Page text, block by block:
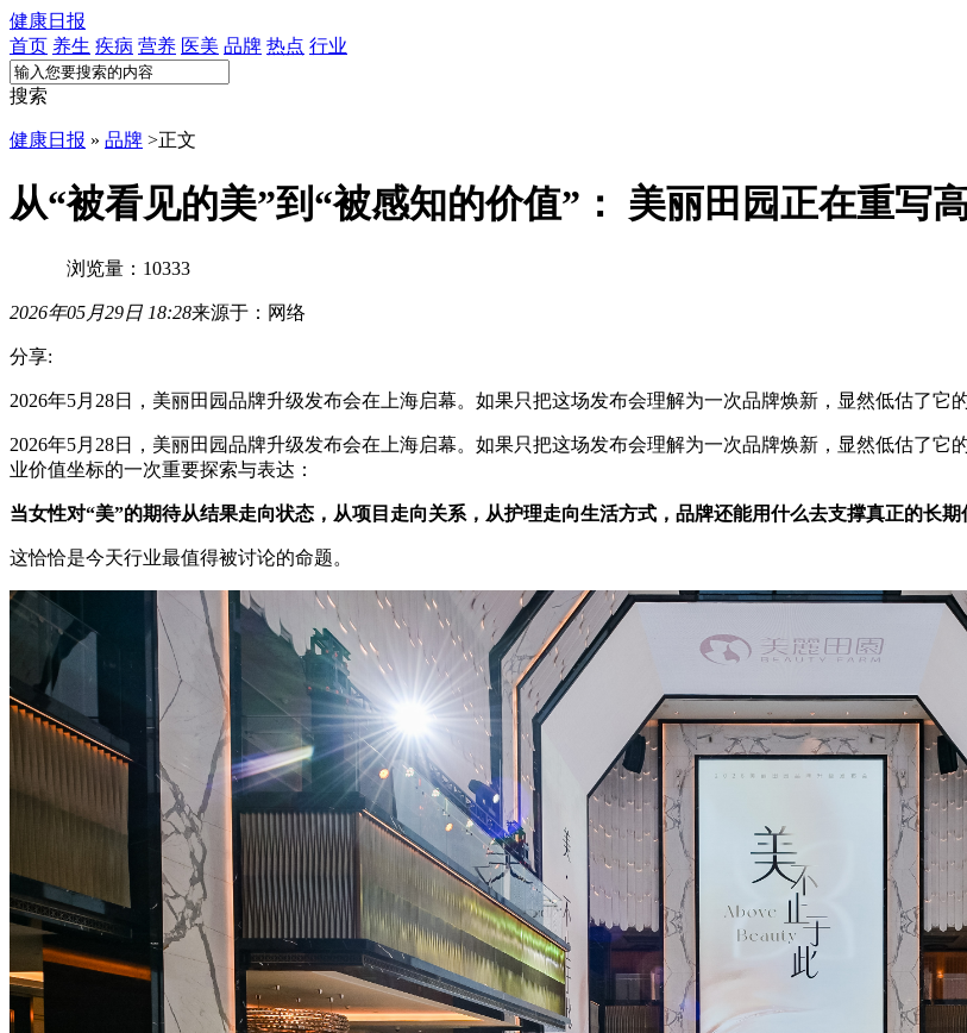
健康日报
首页 养生 疾病 营养 医美 品牌 热点 行业
搜索
健康日报 » 品牌 >正文
从“被看见的美”到“被感知的价值”： 美丽田园正在重写
浏览量：10333
2026年05月29日 18:28来源于：网络
分享:
2026年5月28日，美丽田园品牌升级发布会在上海启幕。如果只把这场发布会理解为一次品牌焕新，显然低估了
2026年5月28日，美丽田园品牌升级发布会在上海启幕。如果只把这场发布会理解为一次品牌焕新，显然低估了
业价值坐标的一次重要探索与表达：
当女性对“美”的期待从结果走向状态，从项目走向关系，从护理走向生活方式，品牌还能用什么去支撑真正的长期
这恰恰是今天行业最值得被讨论的命题。